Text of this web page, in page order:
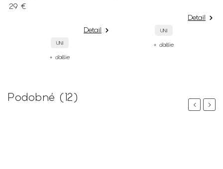
29 €
Detail
UNI
+ ďalšie
Detail
UNI
+ ďalšie
Podobné (12)
PreviousNext